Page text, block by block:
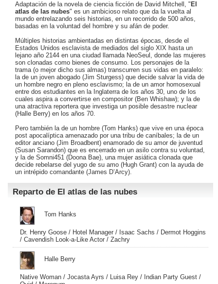
Adaptación de la novela de ciencia ficción de David Mitchell, " El
atlas de las nubes" es un ambicioso relato que da la vuelta al
mundo entrelazando seis historias, en un recorrido de 500 años,
basadas en la voluntad del hombre y su afán de poder.
Múltiples historias ambientadas en distintas épocas, desde el
Estados Unidos esclavista de mediados del siglo XIX hasta un
lejano año 2144 en una ciudad llamada NeoSeul, donde las mujeres
son clonadas como bienes de consumo. Los personajes de la
trama (o mejor dicho sus almas) transcurren sus vidas en paralelo:
la de un joven abogado (Jim Sturgess) que decide salvar la vida de
un hombre negro en pleno esclavismo; la de un amor homosexual
entre dos estudiantes en la Inglaterra de los años 30, uno de los
cuales aspira a convertirse en compositor (Ben Whishaw); y la de
una atractiva reportera que investiga un posible desastre nuclear
(Halle Berry) en los años 70.
Pero también la de un hombre (Tom Hanks) que vive en una época
post apocalíptica amenazado por una tribu de caníbales; la de un
editor anciano (Jim Broadbent) enamorado de su amor de juventud
(Susan Sarandon) que es encerrado en un asilo contra su voluntad,
y la de Somni451 (Doona Bae), una mujer asiática clonada que
decide rebelarse del yugo de su amo (Hugh Grant) con la ayuda de
un intrépido comandante (James D’Arcy).
Reparto de El atlas de las nubes
Tom Hanks
Dr. Henry Goose / Hotel Manager / Isaac Sachs / Dermot Hoggins
/ Cavendish Look-a-Like Actor / Zachry
Halle Berry
Native Woman / Jocasta Ayrs / Luisa Rey / Indian Party Guest /